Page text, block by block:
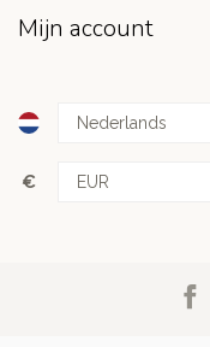
Mijn account
€